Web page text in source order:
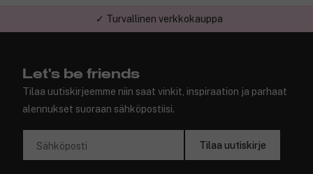
✓ Turvallinen verkkokauppa
Let's be friends
Tilaa uutiskirjeemme niin saat vinkit, inspiraation ja parhaat
alennukset suoraan sähköpostiisi.
Sähköposti Tilaa uutiskirje